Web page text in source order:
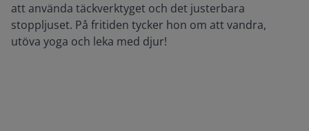
att använda täckverktyget och det justerbara
stoppljuset. På fritiden tycker hon om att vandra,
utöva yoga och leka med djur!